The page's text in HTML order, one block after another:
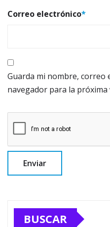
Correo electrónico*
Guarda mi nombre, correo
navegador para la próxima
BUSCAR